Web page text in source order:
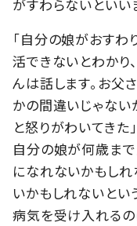
がすわらないといい
「自分の娘がおすわ
活できないとわかり
んは話します。お父
かの間違いじゃない
と怒りがわいてきた
自分の娘が何歳ま
になれないかもし
いかもしれないとい
病気を受け入れる